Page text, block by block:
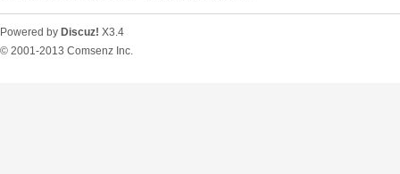
Powered by Discuz! X3.4
© 2001-2013 Comsenz Inc.